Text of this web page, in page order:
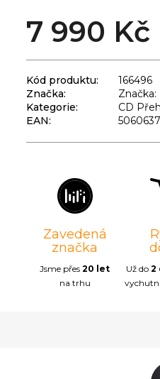
7 990 Kč
Kód produktu:
166496
Značka:
Značka:
Kategorie:
CD
EAN:
Zavedená
značka
Jsme přes20 let
na trhu
Už do 2